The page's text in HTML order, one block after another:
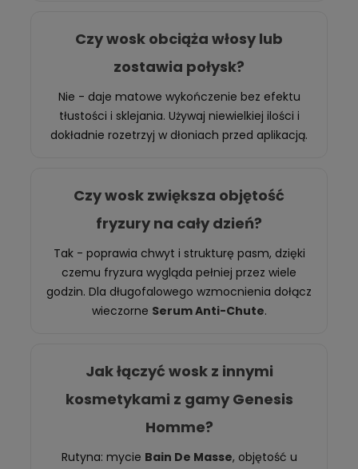
Czy wosk obciąża włosy lub
zostawia połysk?
Nie - daje matowe wykończenie bez efektu
tłustości i sklejania. Używaj niewielkiej ilości i
dokładnie rozetrzyj w dłoniach przed aplikacją.
Czy wosk zwiększa objętość
fryzury na cały dzień?
Tak - poprawia chwyt i strukturę pasm, dzięki
czemu fryzura wygląda pełniej przez wiele
godzin. Dla długofalowego wzmocnienia dołącz
wieczorne Serum Anti-Chute.
Jak łączyć wosk z innymi
kosmetykami z gamy Genesis
Homme?
Rutyna: mycie Bain De Masse, objętość u